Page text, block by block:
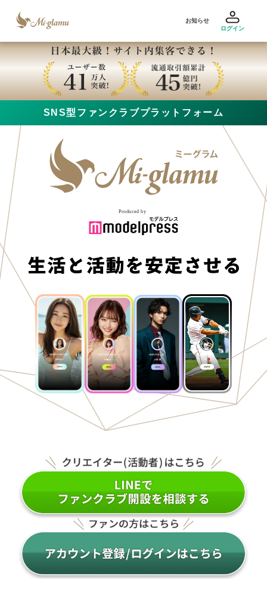
お知らせ
ログイン
SNS型ファンクラブプラットフォーム